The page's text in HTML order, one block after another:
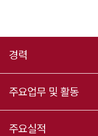
경력
주요업무 및 활동
주요실적